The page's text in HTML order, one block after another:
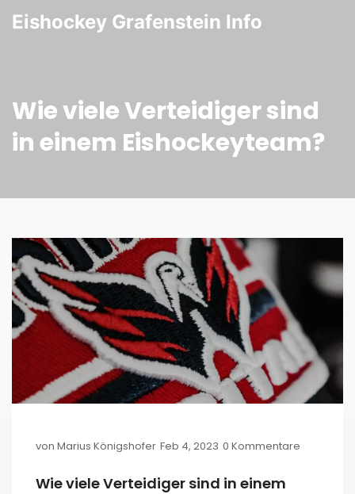
Eishockey Grafenstein Info
Wie viele Verteidiger sind
in einem Eishockeyteam?
von Marius Königshofer Feb 4, 2023 0 Kommentare
Wie viele Verteidiger sind in einem